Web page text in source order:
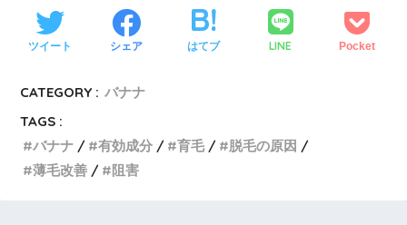
ツイート シェア はてブ LINE Pocket
CATEGORY : バナナ
TAGS :
バナナ
有効成分 育毛
脱毛の原因
薄毛改善
阻害